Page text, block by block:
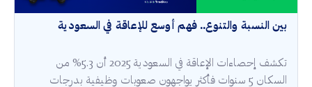
بين النسبة والتنوع.. فهم أوسع للإعاقة في السعودية
تكشف إحصاءات الإعاقة في السعودية 2025 أن 5.3% من
السكان 5 سنوات فأكثر يواجهون صعوبات وظيفية بدرجات